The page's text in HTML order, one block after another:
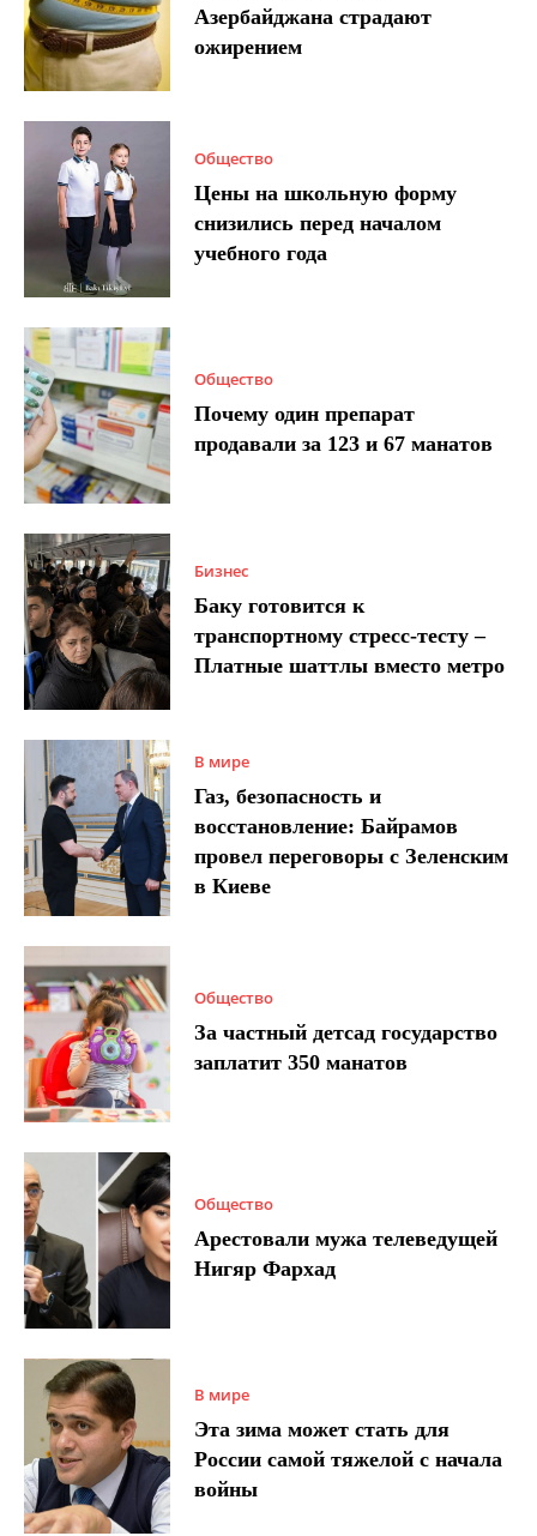
Азербайджана страдают
ожирением
Общество
Цены на школьную форму
снизились перед началом
учебного года
Общество
Почему один препарат
продавали за 123 и 67 манатов
Бизнес
Баку готовится к
транспортному стресс-тесту –
Платные шаттлы вместо метро
В мире
Газ, безопасность и
восстановление: Байрамов
провел переговоры с Зеленским
в Киеве
Общество
За частный детсад государство
заплатит 350 манатов
Общество
Арестовали мужа телеведущей
Нигяр Фархад
В мире
Эта зима может стать для
России самой тяжелой с начала
войны